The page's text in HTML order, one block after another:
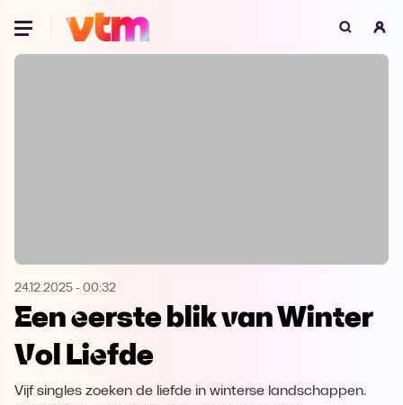
Oeps, browser niet ondersteund
Microsoft Edge Download
Opera
24.12.2025 - 00:32
Een eerste blik van Winter
Vol Liefde
Vijf singles zoeken de liefde in winterse landschappen.